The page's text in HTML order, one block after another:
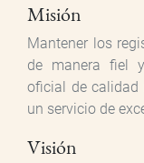
Misión
Mantener los
de manera fiel
oficial de calidad
un servicio de
Visión